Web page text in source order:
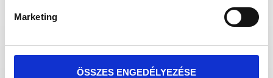
Marketing
ÖSSZES ENGEDÉLYEZÉSE
KERESKEDÉSEINK
Add meg az irányítószámot vagy a település nevét, melynek